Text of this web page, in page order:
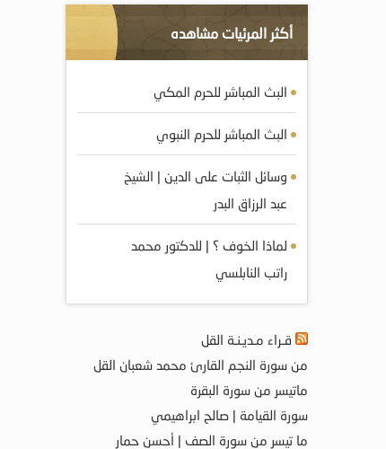
أكثر المرئيات مشاهده
البث المباشر للحرم المكي
البث المباشر للحرم النبوي
وسائل الثبات على الدين | الشيخ
عبد الرزاق البدر
لماذا الخوف ؟ | للدكتور محمد
راتب النابلسي
قـراء مـديـنـة القل
من سورة النجم القارئ محمد شعبان القل
ماتيسر من سورة البقرة
سورة القيامة | صالح ابراهيمي
ما تيسر من سورة الصف | أحسن حمار